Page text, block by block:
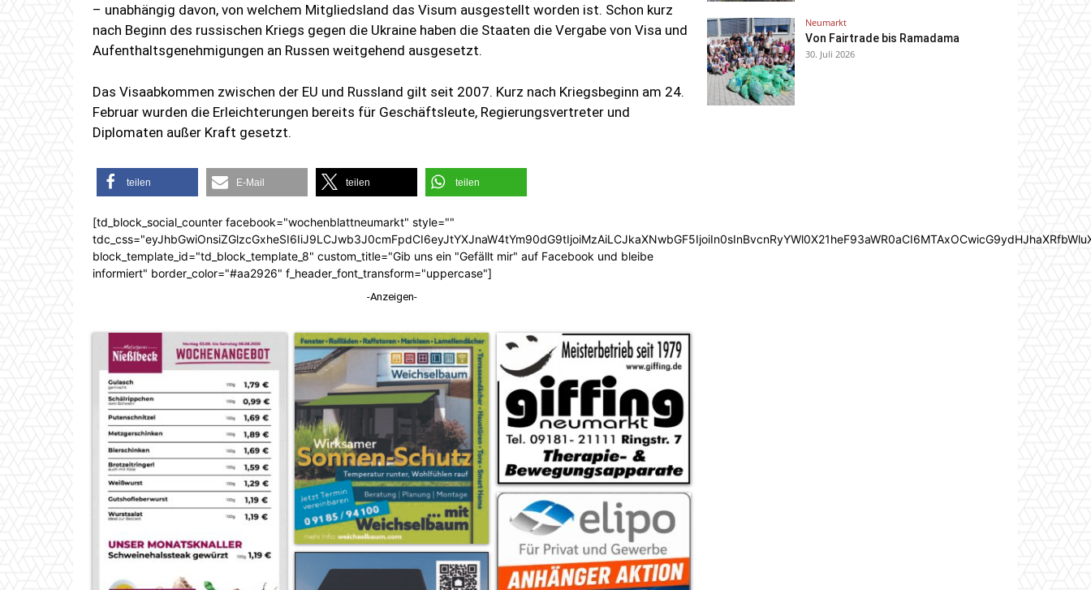
– unabhängig davon, von welchem Mitgliedsland das Visum ausgestellt worden ist. Schon kurz
nach Beginn des russischen Kriegs gegen die Ukraine haben die Staaten die Vergabe von Visa und
Aufenthaltsgenehmigungen an Russen weitgehend ausgesetzt.
Das Visaabkommen zwischen der EU und Russland gilt seit 2007. Kurz nach Kriegsbeginn am 24.
Februar wurden die Erleichterungen bereits für Geschäftsleute, Regierungsvertreter und
Diplomaten außer Kraft gesetzt.
teilen E-Mail teilen teilen
[td_block_social_counter facebook="wochenblattneumarkt" style=""
block_template_id="td_block_template_8" custom_title="Gib uns ein "Gefällt mir" auf Facebook und bleibe
informiert" border_color="#aa2926" f_header_font_transform="uppercase"]
-Anzeigen-
Neumarkt
Von Fairtrade bis Ramadama
30. Juli 2026